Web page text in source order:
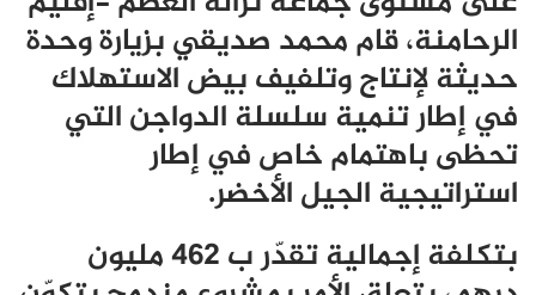
الرحامنة، قام محمد صديقي بزيارة وحدة
حديثة لإنتاج وتلفيف بيض الاستهلاك
في إطار تنمية سلسلة الدواجن التي
تحظى باهتمام خاص في إطار
استراتيجية الجيل الأخضر.
بتكلفة إجمالية تقدّر ب 462 مليون